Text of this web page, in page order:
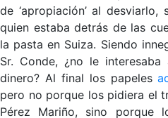
de ‘apropiación’ al
quien estaba detrás de las
la pasta en Suiza. Siendo
Sr. Conde, ¿no le
dinero? Al final los papeles
pero no porque los pidiera el
Pérez Mariño, sino